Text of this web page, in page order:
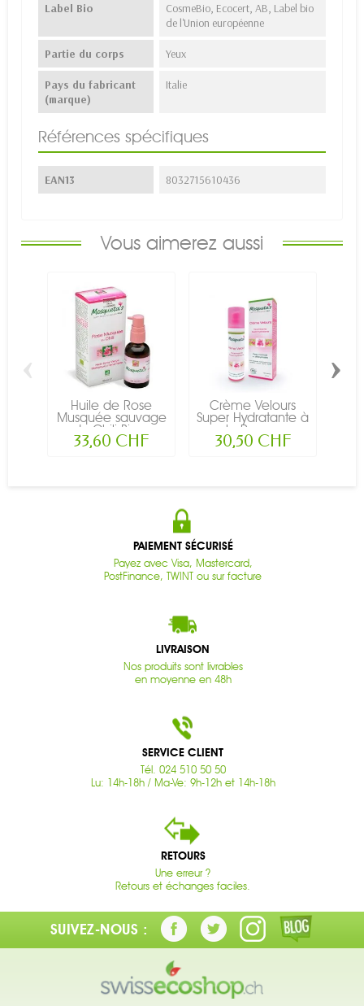
Label Bio
CosmeBio, Ecocert, AB, Label bio
de l'Union européenne
Partie du corps Yeux
Pays du fabricant
(marque)
Italie
Références spécifiques
EAN13 8032715610436
Vous aimerez aussi
Huile de Rose
Musquée sauvage
du Chili Bio...
33,60 CHF
Crème Velours
Super Hydratante à
la Rose...
30,50 CHF
‹ ›
PAIEMENT SÉCURISÉ
Payez avec Visa, Mastercard,
PostFinance, TWINT ou sur facture
LIVRAISON
Nos produits sont livrables
en moyenne en 48h
SERVICE CLIENT
Tél. 024 510 50 50
Lu: 14h-18h / Ma-Ve: 9h-12h et 14h-18h
RETOURS
Une erreur ?
Retours et échanges faciles.
SUIVEZ-NOUS :